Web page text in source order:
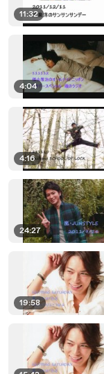
11:32
4:04
4:16
24:27
19:58